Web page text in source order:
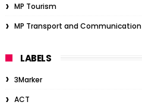
MP Tourism
MP Transport and Communication
LABELS
3Marker
ACT